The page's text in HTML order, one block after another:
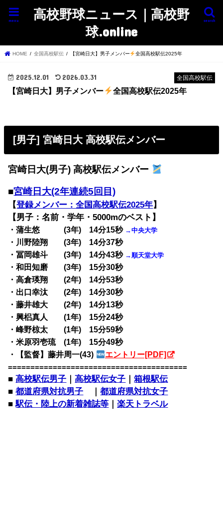
高校野球ニュース｜高校野
球.online
search
menu
HOME 全国高校駅伝 【宮崎日大】男子メンバー 全国高校駅伝2025年
全国高校駅伝
2025.12.01 2026.03.31
【宮崎日大】男子メンバー 全国高校駅伝2025年
[男子] 宮崎日大 高校駅伝メンバー
宮崎日大(男子) 高校駅伝メンバー
■宮崎日大(2年連続5回目)
【登録メンバー：全国高校駅伝2025年】
【男子：名前・学年・5000mのベスト】
・蒲生悠 (3年) 14分15秒 →中央大学
・川野陸翔 (3年) 14分37秒
・冨岡雄斗 (3年) 14分43秒→順天堂大学
・和田知磨 (3年) 15分30秒
・高倉瑛翔 (2年) 14分53秒
・出口幸汰 (2年) 14分30秒
・藤井雄大 (2年) 14分13秒
・興梠真人 (1年) 15分24秒
・峰野椋太 (1年) 15分59秒
・米原羽壱琉 (1年) 15分49秒
・【監督】藤井周一(43)
エントリー[PDF]
========================================
■高校駅伝男子 ｜高校駅伝女子 ｜箱根駅伝
■都道府県対抗男子 ｜都道府県対抗女子
■駅伝・陸上の新着雑誌等 ｜楽天トラベル